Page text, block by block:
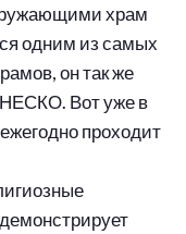
храм
одним из самых
он так же
Вот уже в
проходит